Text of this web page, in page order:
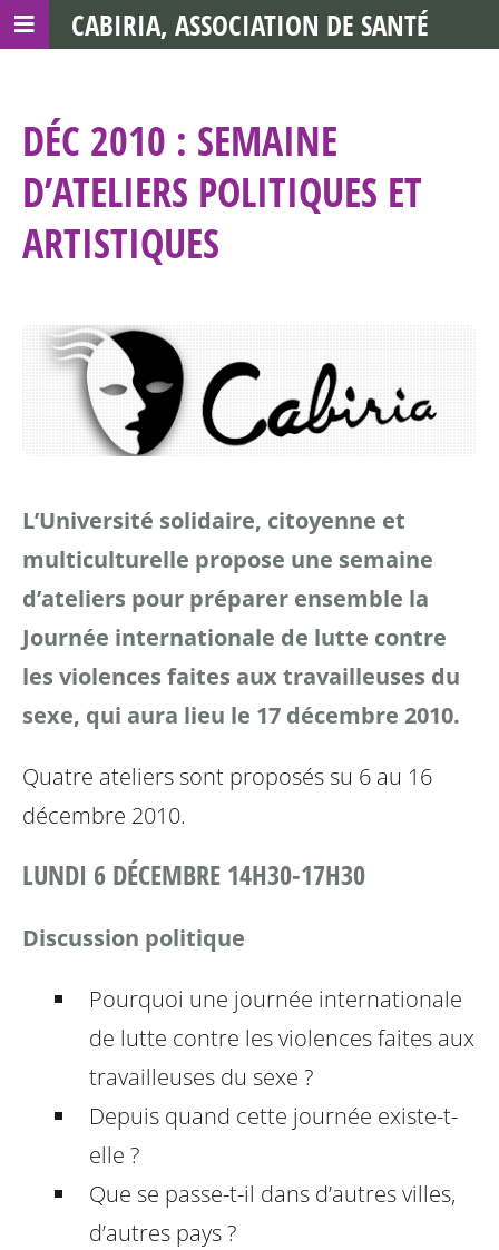
DÉC 2010 : SEMAINE
D’ATELIERS POLITIQUES ET
ARTISTIQUES
L’Université solidaire, citoyenne et
multiculturelle propose une semaine
d’ateliers pour préparer ensemble la
Journée internationale de lutte contre
les violences faites aux travailleuses du
sexe, qui aura lieu le 17 décembre 2010.
Quatre ateliers sont proposés su 6 au 16
décembre 2010.
LUNDI 6 DÉCEMBRE 14H30-17H30
Discussion politique
Pourquoi une journée internationale
de lutte contre les violences faites aux
travailleuses du sexe ?
Depuis quand cette journée existe-t-
elle ?
Que se passe-t-il dans d’autres villes,
d’autres pays ?
CABIRIA, ASSOCIATION DE SANTÉ